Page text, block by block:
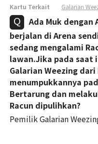
Kartu Terkait Galarian
Ada Muk dengan
berjalan di Arena
sedang mengalami
lawan.Jika pada saat
Galarian Weezing
menumpukkannya
Bertarung dan
Racun dipulihkan?
Pemilik Galarian